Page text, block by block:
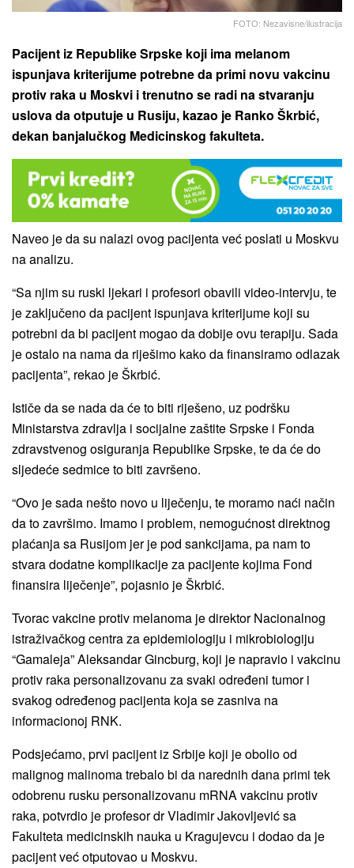
FOTO: Nezavisne/ilustracija
Pacijent iz Republike Srpske koji ima melanom
ispunjava kriterijume potrebne da primi novu vakcinu
protiv raka u Moskvi i trenutno se radi na stvaranju
uslova da otputuje u Rusiju, kazao je Ranko Škrbić,
dekan banjalučkog Medicinskog fakulteta.
Naveo je da su nalazi ovog pacijenta već poslati u Moskvu
na analizu.
“Sa njim su ruski ljekari i profesori obavili video-intervju, te
je zaključeno da pacijent ispunjava kriterijume koji su
potrebni da bi pacijent mogao da dobije ovu terapiju. Sada
je ostalo na nama da riješimo kako da finansiramo odlazak
pacijenta”, rekao je Škrbić.
Ističe da se nada da će to biti riješeno, uz podršku
Ministarstva zdravlja i socijalne zaštite Srpske i Fonda
zdravstvenog osiguranja Republike Srpske, te da će do
sljedeće sedmice to biti završeno.
“Ovo je sada nešto novo u liječenju, te moramo naći način
da to završimo. Imamo i problem, nemogućnost direktnog
plaćanja sa Rusijom jer je pod sankcijama, pa nam to
stvara dodatne komplikacije za pacijente kojima Fond
finansira liječenje”, pojasnio je Škrbić.
Tvorac vakcine protiv melanoma je direktor Nacionalnog
istraživačkog centra za epidemiologiju i mikrobiologiju
“Gamaleja” Aleksandar Gincburg, koji je napravio i vakcinu
protiv raka personalizovanu za svaki određeni tumor i
svakog određenog pacijenta koja se zasniva na
informacionoj RNK.
Podsjećamo, prvi pacijent iz Srbije koji je obolio od
malignog malinoma trebalo bi da narednih dana primi tek
odobrenu rusku personalizovanu mRNA vakcinu protiv
raka, potvrdio je profesor dr Vladimir Jakovljević sa
Fakulteta medicinskih nauka u Kragujevcu i dodao da je
pacijent već otputovao u Moskvu.